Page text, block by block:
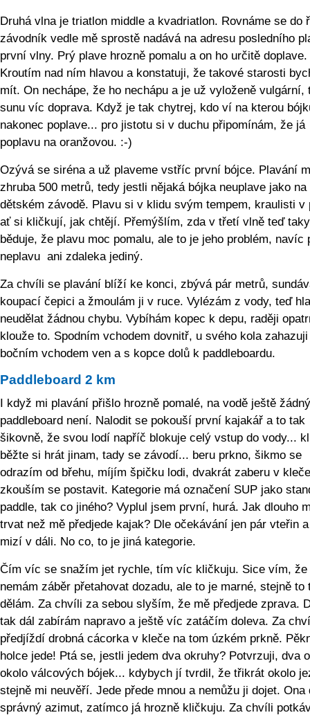
Druhá vlna je triatlon middle a kvadriatlon. Rovnáme se do
závodník vedle mě sprostě nadává na adresu posledního
první vlny. Prý plave hrozně pomalu a on ho určitě doplave.
Kroutím nad ním hlavou a konstatuji, že takové starosti
mít. On nechápe, že ho nechápu a je už vyloženě vulgární,
sunu víc doprava. Když je tak chytrej, kdo ví na kterou
nakonec poplave... pro jistotu si v duchu připomínám, že já
poplavu na oranžovou. :-)
Ozývá se siréna a už plaveme vstříc první bójce. Plavání
zhruba 500 metrů, tedy jestli nějaká bójka neuplave jako na
dětském závodě. Plavu si v klidu svým tempem, kraulisti v
ať si kličkují, jak chtějí. Přemýšlím, zda v třetí vlně teď
běduje, že plavu moc pomalu, ale to je jeho problém, navíc
neplavu ani zdaleka jediný.
Za chvíli se plavání blíží ke konci, zbývá pár metrů,
koupací čepici a žmoulám ji v ruce. Vylézám z vody, teď
neudělat žádnou chybu. Vybíhám kopec k depu, raději
klouže to. Spodním vchodem dovnitř, u svého kola
bočním vchodem ven a s kopce dolů k paddleboardu.
Paddleboard 2 km
I když mi plavání přišlo hrozně pomalé, na vodě ještě žádný
paddleboard není. Nalodit se pokouší první kajakář a to tak
šikovně, že svou lodí napříč blokuje celý vstup do vody...
běžte si hrát jinam, tady se závodí... beru prkno, šikmo se
odrazím od břehu, míjím špičku lodi, dvakrát zaberu v
zkouším se postavit. Kategorie má označení SUP jako
paddle, tak co jiného? Vyplul jsem první, hurá. Jak dlouho
trvat než mě předjede kajak? Dle očekávání jen pár vteřin
mizí v dáli. No co, to je jiná kategorie.
Čím víc se snažím jet rychle, tím víc kličkuju. Sice vím, že
nemám záběr přetahovat dozadu, ale to je marné, stejně to
dělám. Za chvíli za sebou slyším, že mě předjede zprava.
tak dál zabírám napravo a ještě víc zatáčím doleva. Za
předjíždí drobná cácorka v kleče na tom úzkém prkně.
holce jede! Ptá se, jestli jedem dva okruhy? Potvrzuji, dva
okolo válcových bójek... kdybych jí tvrdil, že třikrát okolo
stejně mi neuvěří. Jede přede mnou a nemůžu ji dojet. Ona
správný azimut, zatímco já hrozně kličkuju. Za chvíli